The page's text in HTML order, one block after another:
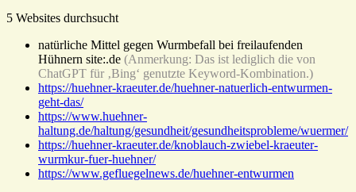
5 Websites durchsucht
natürliche Mittel gegen Wurmbefall bei freilaufenden
Hühnern site:.de (Anmerkung: Das ist lediglich die von
ChatGPT für ‚Bing‘ genutzte Keyword-Kombination.)
https://huehner-kraeuter.de/huehner-natuerlich-entwurmen-
geht-das/
https://www.huehner-
haltung.de/haltung/gesundheit/gesundheitsprobleme/wuermer/
https://huehner-kraeuter.de/knoblauch-zwiebel-kraeuter-
wurmkur-fuer-huehner/
https://www.gefluegelnews.de/huehner-entwurmen